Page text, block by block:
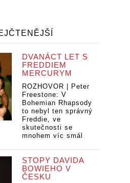
DVANÁCT LET S
FREDDIEM
MERCURYM
ROZHOVOR | Peter
Freestone: V
Bohemian Rhapsody
to nebyl ten správný
Freddie, ve
skutečnosti se
mnohem víc smál
STOPY DAVIDA
BOWIEHO V
ČESKU